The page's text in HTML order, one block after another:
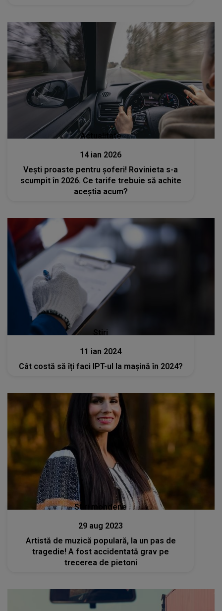
Actualitate
14 ian 2026
Vești proaste pentru șoferi! Rovinieta s-a
scumpit în 2026. Ce tarife trebuie să achite
aceștia acum?
Stiri
11 ian 2024
Cât costă să îți faci IPT-ul la mașină în 2024?
Stiri mondene
29 aug 2023
Artistă de muzică populară, la un pas de
tragedie! A fost accidentată grav pe
trecerea de pietoni